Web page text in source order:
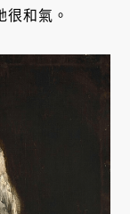
很和氣。